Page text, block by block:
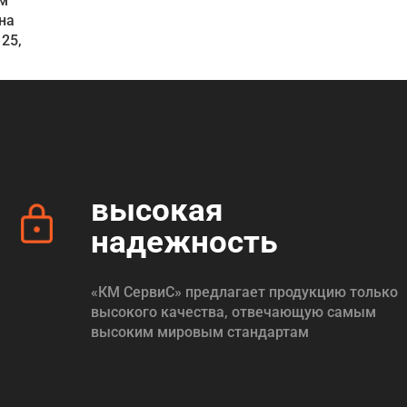
высокая
надежность
«КМ СервиС» предлагает продукцию только
высокого качества, отвечающую самым
высоким мировым стандартам